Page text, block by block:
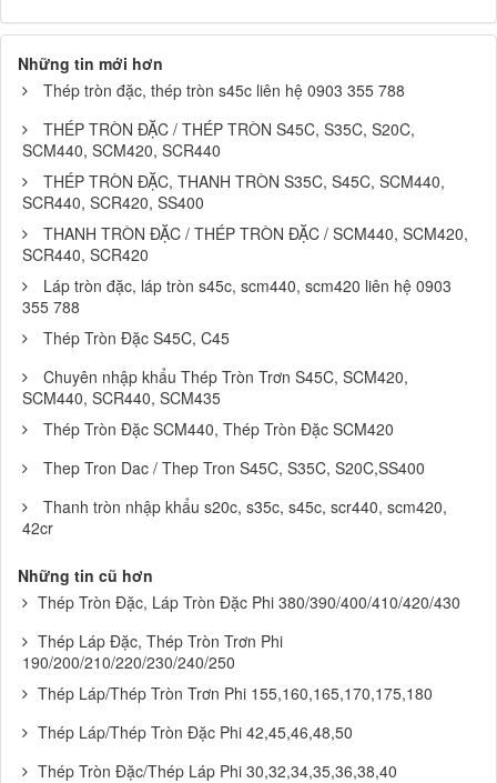
Những tin mới hơn
Thép tròn đặc, thép tròn s45c liên hệ 0903 355 788
THÉP TRÒN ĐẶC / THÉP TRÒN S45C, S35C, S20C,
SCM440, SCM420, SCR440
THÉP TRÒN ĐẶC, THANH TRÒN S35C, S45C, SCM440,
SCR440, SCR420, SS400
THANH TRÒN ĐẶC / THÉP TRÒN ĐẶC / SCM440, SCM420,
SCR440, SCR420
Láp tròn đặc, láp tròn s45c, scm440, scm420 liên hệ 0903
355 788
Thép Tròn Đặc S45C, C45
Chuyên nhập khẩu Thép Tròn Trơn S45C, SCM420,
SCM440, SCR440, SCM435
Thép Tròn Đặc SCM440, Thép Tròn Đặc SCM420
Thep Tron Dac / Thep Tron S45C, S35C, S20C,SS400
Thanh tròn nhập khẩu s20c, s35c, s45c, scr440, scm420,
42cr
Những tin cũ hơn
Thép Tròn Đặc, Láp Tròn Đặc Phi 380/390/400/410/420/430
Thép Láp Đặc, Thép Tròn Trơn Phi
190/200/210/220/230/240/250
Thép Láp/Thép Tròn Trơn Phi 155,160,165,170,175,180
Thép Láp/Thép Tròn Đặc Phi 42,45,46,48,50
Thép Tròn Đặc/Thép Láp Phi 30,32,34,35,36,38,40